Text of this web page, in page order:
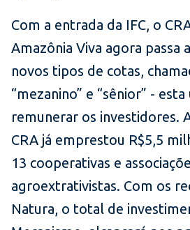
Com a entrada da IFC, o
Amazônia Viva agora passa
novos tipos de cotas,
“mezanino” e “sênior” -
remunerar os investidores.
CRA já emprestou R$5,5
13 cooperativas e
agroextrativistas. Com os
Natura, o total de